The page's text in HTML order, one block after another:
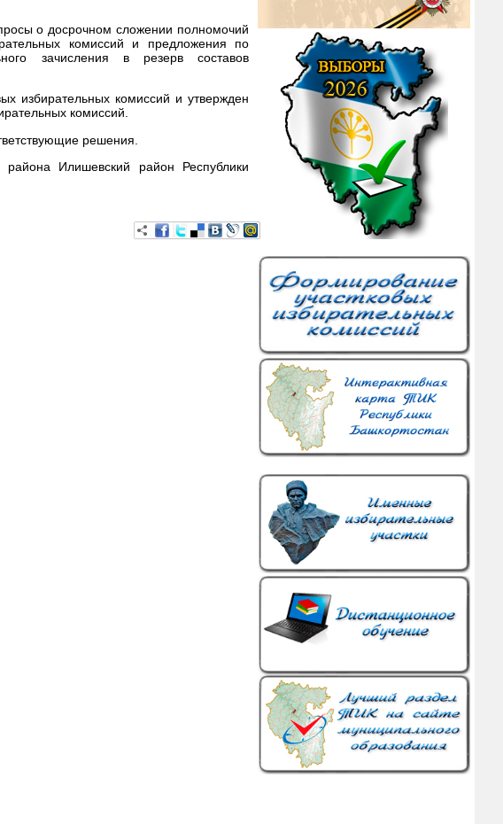
о досрочном сложении полномочий
комиссий и предложения по
зачисления в резерв составов
избирательных комиссий и утвержден
комиссий.
решения.
района Илишевский район Республики